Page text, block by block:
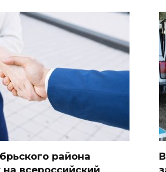
района
всероссийский